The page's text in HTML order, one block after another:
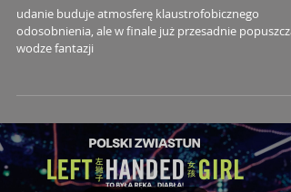
udanie buduje atmosferę klaustrofobicznego
odosobnienia, ale w finale już przesadnie popuszcza
wodze fantazji